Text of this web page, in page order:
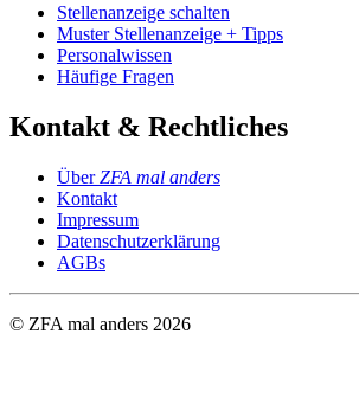
Stellenanzeige schalten
Muster Stellenanzeige + Tipps
Personalwissen
Häufige Fragen
Kontakt & Rechtliches
ÜberZFA mal anders
Kontakt
Impressum
Datenschutzerklärung
AGBs
© ZFA mal anders 2026